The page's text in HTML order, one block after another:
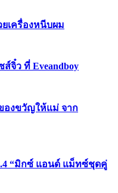
เครื่องหนีบผม
จิ๋ว ที่ Eveandboy
องขวัญให้แม่ จาก
“มิกซ์ แอนด์ แม็ทซ์ชุดคู่